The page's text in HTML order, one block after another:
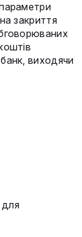
закриття
виходячи